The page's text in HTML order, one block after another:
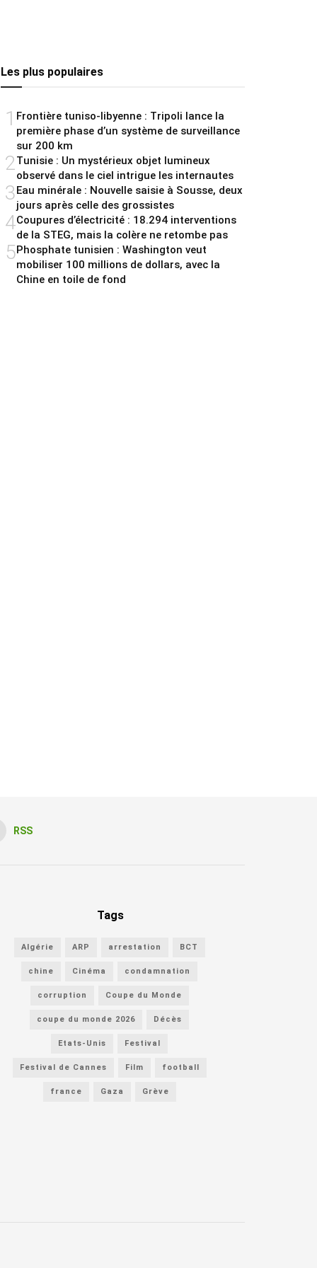
Les plus populaires
1 Frontière tuniso-libyenne : Tripoli lance la
première phase d’un système de surveillance
sur 200 km
2Tunisie : Un mystérieux objet lumineux
observé dans le ciel intrigue les internautes
3Eau minérale : Nouvelle saisie à Sousse, deux
jours après celle des grossistes
4Coupures d’électricité : 18.294 interventions
de la STEG, mais la colère ne retombe pas
5Phosphate tunisien : Washington veut
mobiliser 100 millions de dollars, avec la
Chine en toile de fond
RSS
Tags
Algérie ARP arrestation BCT
chine Cinéma condamnation
corruption Coupe du Monde
coupe du monde 2026 Décès
Etats-Unis Festival
Festival de Cannes Film football
france Gaza Grève